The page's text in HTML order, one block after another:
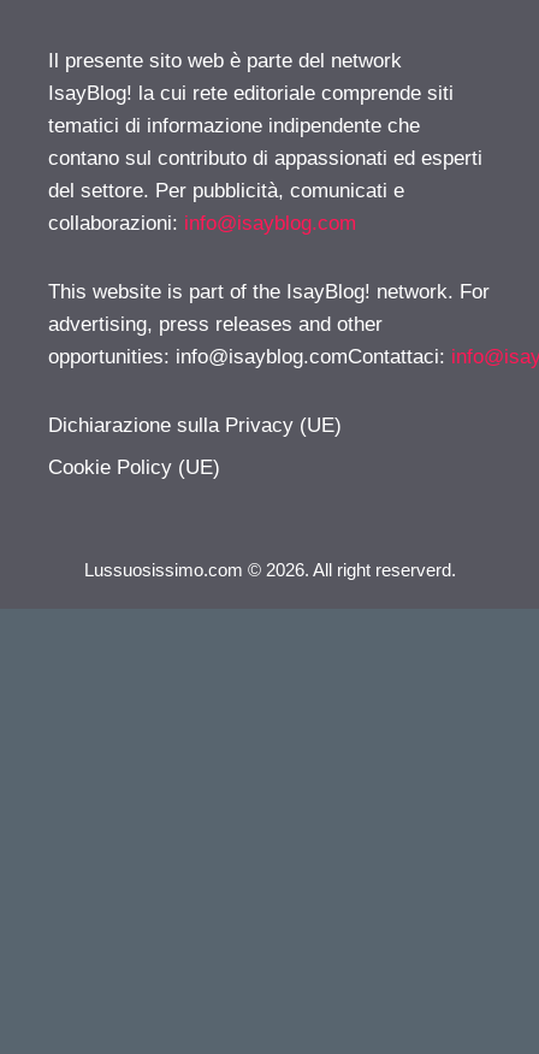
Il presente sito web è parte del network
IsayBlog! la cui rete editoriale comprende siti
tematici di informazione indipendente che
contano sul contributo di appassionati ed esperti
del settore. Per pubblicità, comunicati e
collaborazioni: info@isayblog.com
This website is part of the IsayBlog! network. For
advertising, press releases and other
opportunities: info@isayblog.comContattaci:
Dichiarazione sulla Privacy (UE)
Cookie Policy (UE)
Lussuosissimo.com © 2026. All right reserverd.